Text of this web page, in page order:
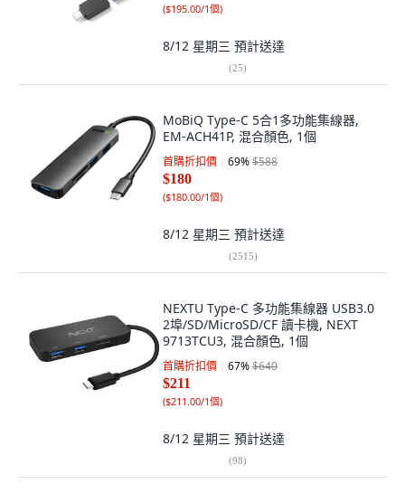
($195.00/1個)
8/12 星期三 預計送達
(25)
MoBiQ Type-C 5合1多功能集線器,
EM-ACH41P, 混合顏色, 1個
首購折扣價 69%$588
$180
($180.00/1個)
8/12 星期三 預計送達
(2515)
NEXTU Type-C 多功能集線器 USB3.0
2埠/SD/MicroSD/CF 讀卡機, NEXT
9713TCU3, 混合顏色, 1個
首購折扣價 67%$640
$211
($211.00/1個)
8/12 星期三 預計送達
(98)